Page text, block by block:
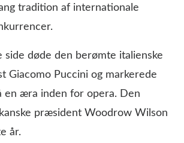
tradition af internationale
side døde den berømte italienske
Giacomo Puccini og markerede
en æra inden for opera. Den
præsident Woodrow Wilson
år.